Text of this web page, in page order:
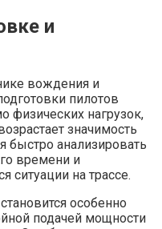
и
вождения и
пилотов
нагрузок,
значимость
анализировать
времени и
ситуации на трассе.
особенно
подачей мощности